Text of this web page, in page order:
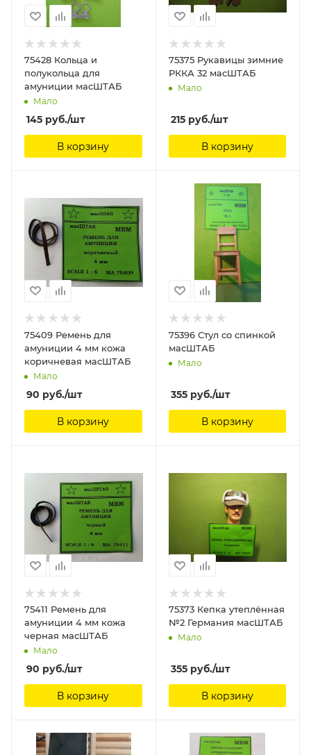
75428 Кольца и
полукольца для
амуниции масШТАБ
Мало
145 руб./шт
В корзину
75375 Рукавицы зимние
РККА 32 масШТАБ
Мало
215руб./шт
В корзину
75409 Ремень для
амуниции 4 мм кожа
коричневая масШТАБ
Мало
90 руб./шт
В корзину
75396 Стул со спинкой
масШТАБ
Мало
355руб./шт
В корзину
75411 Ремень для
амуниции 4 мм кожа
черная масШТАБ
Мало
90 руб./шт
В корзину
75373 Кепка утеплённая
№2 Германия масШТАБ
Мало
355руб./шт
В корзину